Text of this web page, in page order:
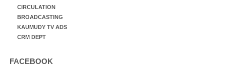
CIRCULATION
BROADCASTING
KAUMUDY TV ADS
CRM DEPT
FACEBOOK